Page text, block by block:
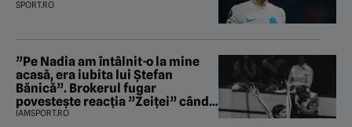
SPORT.RO
”Pe Nadia am întâlnit-o la mine
acasă, era iubita lui Ștefan
Bănică”. Brokerul fugar
povestește reacția ”Zeiței” când
i-a intrat în baie
IAMSPORT.RO